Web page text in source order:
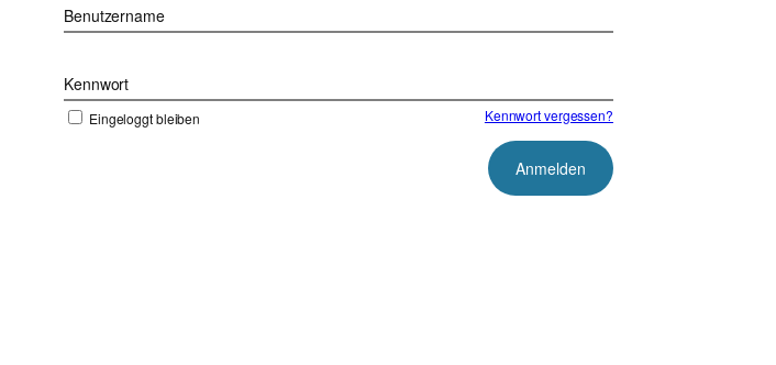
Benutzername
Kennwort
Eingeloggt bleiben Kennwort vergessen?